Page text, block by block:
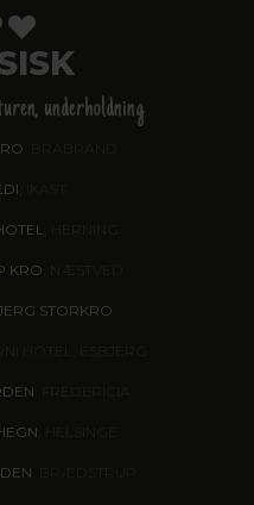
underholdning
, HERNING
KRO
STORKRO